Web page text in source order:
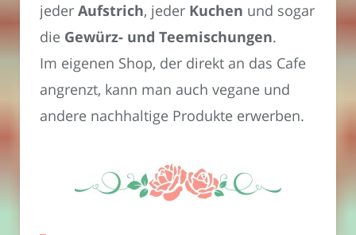
jeder Aufstrich, jeder Kuchen und sogar
die Gewürz- und Teemischungen.
Im eigenen Shop, der direkt an das Cafe
angrenzt, kann man auch vegane und
andere nachhaltige Produkte erwerben.